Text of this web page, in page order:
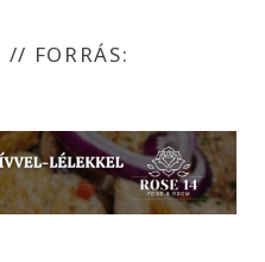
// FORRÁS: